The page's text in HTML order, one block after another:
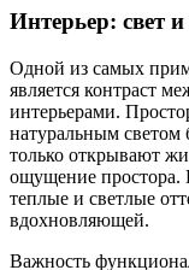
Интерьер: свет и
Одной из самых
является контраст
интерьерами.
натуральным светом
только открывают
ощущение простора.
теплые и светлые
вдохновляющей.
Важность